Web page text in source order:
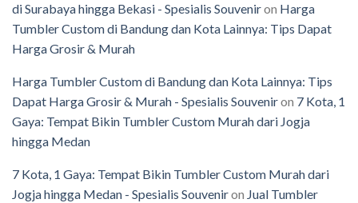
di Surabaya hingga Bekasi - Spesialis Souveniron Harga
Tumbler Custom di Bandung dan Kota Lainnya: Tips Dapat
Harga Grosir & Murah
Harga Tumbler Custom di Bandung dan Kota Lainnya: Tips
Dapat Harga Grosir & Murah - Spesialis Souveniron 7 Kota, 1
Gaya: Tempat Bikin Tumbler Custom Murah dari Jogja
hingga Medan
7 Kota, 1 Gaya: Tempat Bikin Tumbler Custom Murah dari
Jogja hingga Medan - Spesialis Souveniron Jual Tumbler